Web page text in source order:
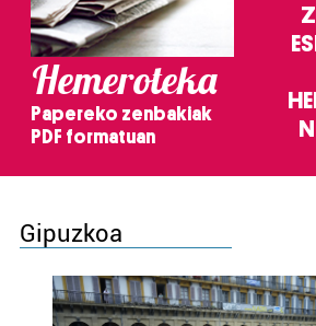
Hemeroteka
Papereko zenbakiak
PDF formatuan
Gipuzkoa